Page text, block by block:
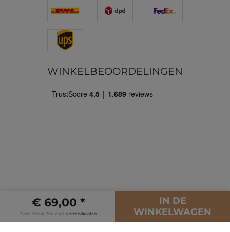
€ 69,00 *
* incl. totaal Btw. excl. Verzendkosten
IN DE
WINKELWAGEN
WINKELBEOORDELINGEN
© Copyright 2026 | Alle rechten voorbehouden.